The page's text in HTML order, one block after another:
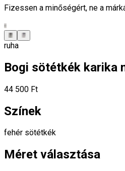
Fizessen a minőségért, ne a
ruha
Bogi sötétkék karika
44 500 Ft
Színek
fehér sötétkék
Méret választása